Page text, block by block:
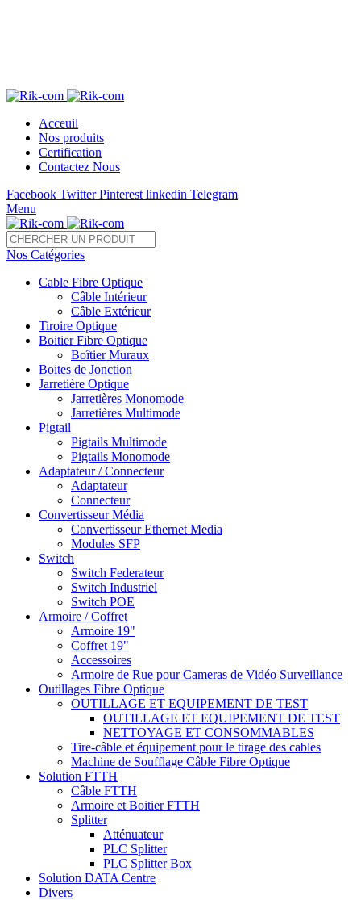
Acceuil
Nos produits
Certification
Contactez Nous
Facebook Twitter Pinterest linkedin Telegram
Menu
Nos Catégories
Cable Fibre Optique
Câble Intérieur
Câble Extérieur
Tiroire Optique
Boitier Fibre Optique
Boîtier Muraux
Boites de Jonction
Jarretière Optique
Jarretières Monomode
Jarretières Multimode
Pigtail
Pigtails Multimode
Pigtails Monomode
Adaptateur / Connecteur
Adaptateur
Connecteur
Convertisseur Média
Convertisseur Ethernet Media
Modules SFP
Switch
Switch Federateur
Switch Industriel
Switch POE
Armoire / Coffret
Armoire 19"
Coffret 19"
Accessoires
Armoire de Rue pour Cameras de Vidéo Surveillance
Outillages Fibre Optique
OUTILLAGE ET EQUIPEMENT DE TEST
OUTILLAGE ET EQUIPEMENT DE TEST
NETTOYAGE ET CONSOMMABLES
Tire-câble et équipement pour le tirage des cables
Machine de Soufflage Câble Fibre Optique
Solution FTTH
Câble FTTH
Armoire et Boitier FTTH
Splitter
Atténuateur
PLC Splitter
PLC Splitter Box
Solution DATA Centre
Divers